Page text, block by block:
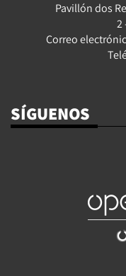
Pavillón dos
2
Correo
SÍGUENOS